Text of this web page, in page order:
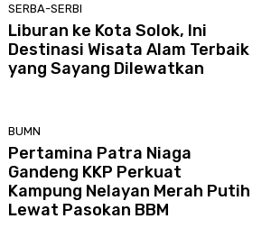
SERBA-SERBI
Liburan ke Kota Solok, Ini
Destinasi Wisata Alam Terbaik
yang Sayang Dilewatkan
BUMN
Pertamina Patra Niaga
Gandeng KKP Perkuat
Kampung Nelayan Merah Putih
Lewat Pasokan BBM